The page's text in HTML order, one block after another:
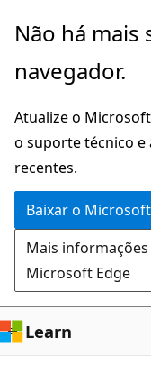
Pular
o
principal
Não há mais
navegador.
Atualize o
o suporte técnico e
recentes.
Baixar o
Mais
Microsoft Edge
Learn